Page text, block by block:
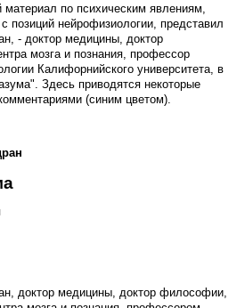
по психическим явлениям,
позиций нейрофизиологии, представил
- доктор медицины, док­тор
мозга и познания, профессор
Калифорнийского университета, в
Здесь приводятся некоторые
(синим цветом).
доктор медицины, док­тор философии,